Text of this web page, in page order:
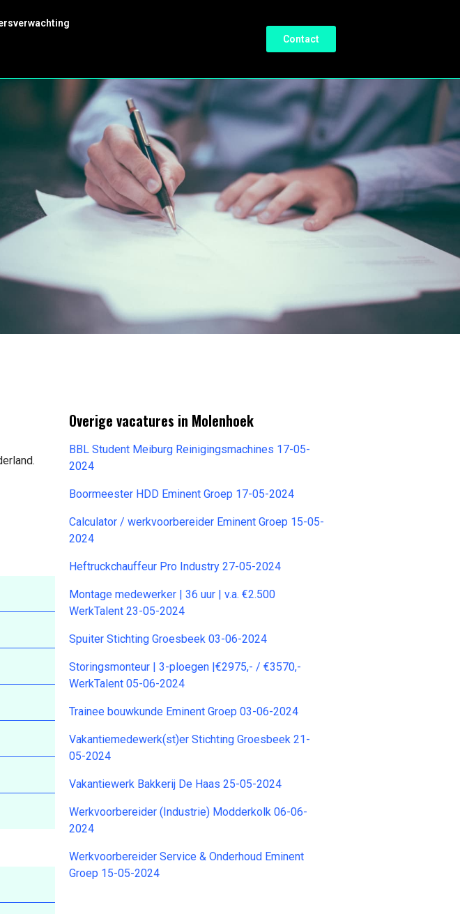
Contact
Overige vacatures in Molenhoek
BBL Student Meiburg Reinigingsmachines 17-05-
2024
Boormeester HDD Eminent Groep 17-05-2024
Calculator / werkvoorbereider Eminent Groep 15-05-
2024
Heftruckchauffeur Pro Industry 27-05-2024
Montage medewerker | 36 uur | v.a. €2.500
WerkTalent 23-05-2024
Spuiter Stichting Groesbeek 03-06-2024
Storingsmonteur | 3-ploegen |€2975,- / €3570,-
WerkTalent 05-06-2024
Trainee bouwkunde Eminent Groep 03-06-2024
Vakantiemedewerk(st)er Stichting Groesbeek 21-
05-2024
Vakantiewerk Bakkerij De Haas 25-05-2024
Werkvoorbereider (Industrie) Modderkolk 06-06-
2024
Werkvoorbereider Service & Onderhoud Eminent
Groep 15-05-2024